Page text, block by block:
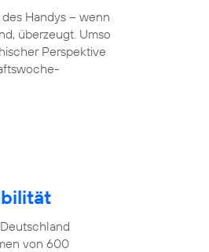
Handys – wenn
überzeugt. Umso
Perspektive
von 600